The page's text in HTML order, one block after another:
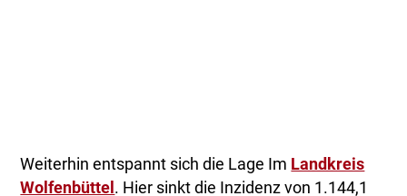
Weiterhin entspannt sich die Lage Im Landkreis
Wolfenbüttel . Hier sinkt die Inzidenz von 1.144,1